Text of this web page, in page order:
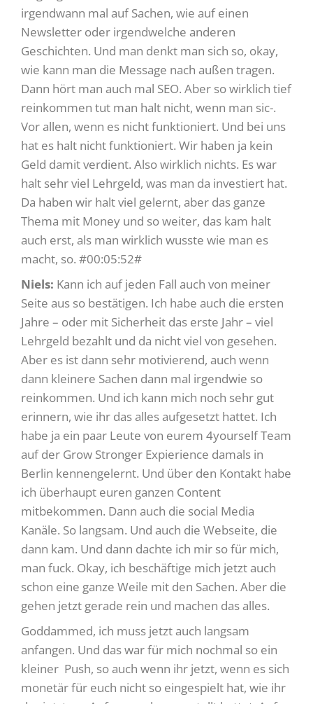
irgendwann mal auf Sachen, wie auf einen
Newsletter oder irgendwelche anderen
Geschichten. Und man denkt man sich so, okay,
wie kann man die Message nach außen tragen.
Dann hört man auch mal SEO. Aber so wirklich tief
reinkommen tut man halt nicht, wenn man sic-.
Vor allen, wenn es nicht funktioniert. Und bei uns
hat es halt nicht funktioniert. Wir haben ja kein
Geld damit verdient. Also wirklich nichts. Es war
halt sehr viel Lehrgeld, was man da investiert hat.
Da haben wir halt viel gelernt, aber das ganze
Thema mit Money und so weiter, das kam halt
auch erst, als man wirklich wusste wie man es
macht, so. #00:05:52#
Niels: Kann ich auf jeden Fall auch von meiner
Seite aus so bestätigen. Ich habe auch die ersten
Jahre – oder mit Sicherheit das erste Jahr – viel
Lehrgeld bezahlt und da nicht viel von gesehen.
Aber es ist dann sehr motivierend, auch wenn
dann kleinere Sachen dann mal irgendwie so
reinkommen. Und ich kann mich noch sehr gut
erinnern, wie ihr das alles aufgesetzt hattet. Ich
habe ja ein paar Leute von eurem 4yourself Team
auf der Grow Stronger Expierience damals in
Berlin kennengelernt. Und über den Kontakt habe
ich überhaupt euren ganzen Content
mitbekommen. Dann auch die social Media
Kanäle. So langsam. Und auch die Webseite, die
dann kam. Und dann dachte ich mir so für mich,
man fuck. Okay, ich beschäftige mich jetzt auch
schon eine ganze Weile mit den Sachen. Aber die
gehen jetzt gerade rein und machen das alles.
Goddammed, ich muss jetzt auch langsam
anfangen. Und das war für mich nochmal so ein
kleiner Push, so auch wenn ihr jetzt, wenn es sich
monetär für euch nicht so eingespielt hat, wie ihr